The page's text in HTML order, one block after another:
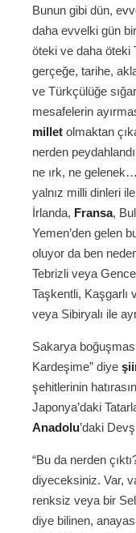
Bunun gibi dün,
daha evvelki gün bir
öteki ve daha öteki
gerçeğe, tarihe,
ve Türkçülüğe
mesafelerin
millet olmaktan
nerden
ne ırk, ne
yalnız milli dinleri
İrlanda, Fransa,
Yemen’den gelen
oluyor da ben
Tebrizli veya
Taşkentli, Kaşgarlı
veya Sibiryalı ile
Sakarya
Kardeşime” diye
şehitlerinin
Japonya’daki
Anadolu’daki
“Bu da nerden
diyeceksiniz. Var,
renksiz veya bir
diye bilinen,